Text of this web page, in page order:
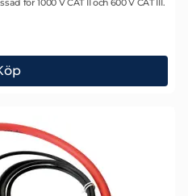
för 1000 V CAT II och 600 V CAT III.
BNC Adapter